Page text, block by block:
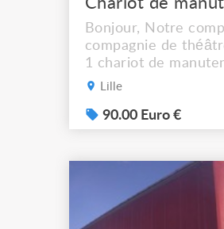
Bonjour, Notre
compagnie de
1 chariot de
utilisé lors de
récupérer à
d'Ascq. Très bon
côtés - Force 400
Manutan Roll-
cotés ultra-robuste
base acier. Panneau
Lille
90.00 Euro €